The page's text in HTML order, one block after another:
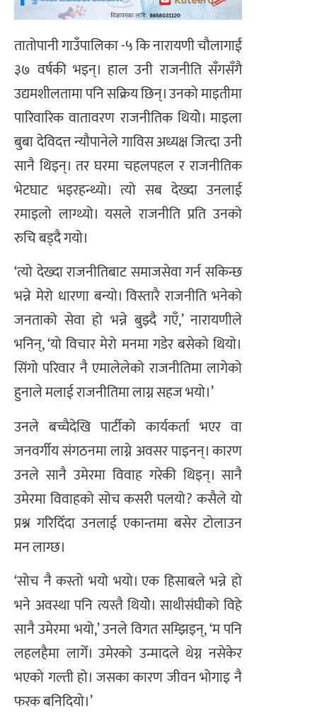
तातोपानी गाउँपालिका -५ कि नारायणी चौलागाईं
३७ वर्षकी भइन्। हाल उनी राजनीति सँगसँगै
उद्यमशीलतामा पनि सक्रिय छिन्। उनको माइतीमा
पारिवारिक वातावरण राजनीतिक थियोे। माइला
बुबा देविदत्त न्याैपानेले गाविस अध्यक्ष जित्दा उनी
सानै थिइन्। तर घरमा चहलपहल र राजनीतिक
भेटघाट भइरहन्थ्याे। त्यो सब देख्दा उनलाई
रमाइलो लाग्थ्यो। यसले राजनीति प्रति उनको
रुचि बड्दै गयो।
‘त्यो देख्दा राजनीतिबाट समाजसेवा गर्न सकिन्छ
भन्ने मेरो धारणा बन्याे। विस्तारै राजनीति भनेको
जनताको सेवा हो भन्ने बुझ्दै गएँ,’ नारायणीले
भनिन्, ‘यो विचार मेरो मनमा गडेर बसेको थियाे।
सिंगो परिवार नै एमालेलेको राजनीतिमा लागेको
हुनाले मलाई राजनीतिमा लाग्न सहज भयो।’
उनले बच्चैदेखि पार्टीको कार्यकर्ता भएर वा
जनवर्गीय संगठनमा लाग्ने अवसर पाइनन्। कारण
उनले सानै उमेरमा विवाह गरेकी थिइन्। सानै
उमेरमा विवाहको सोच कसरी पलयो? कसैले यो
प्रश्न गरिदिँदा उनलाई एकान्तमा बसेर टोलाउन
मन लाग्छ।
‘सोच नै कस्तो भयो भयो। एक हिसाबले भन्ने हो
भने अवस्था पनि त्यस्तै थियोे। साथीसंघीको विहे
सानै उमेरमा भयो,’ उनले विगत सम्झिइन्, ‘म पनि
लहलहैमा लागेँ। उमेरको उन्मादले थेग्न नसेकेर
भएको गल्ती हो। जसका कारण जीवन भोगाइ नै
फरक बनिदियो।’